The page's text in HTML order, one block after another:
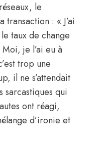
le
: « J’ai
taux de change
je l’ai eu à
trop une
il ne s’attendait
sarcastiques qui
ont réagi,
d’ironie et